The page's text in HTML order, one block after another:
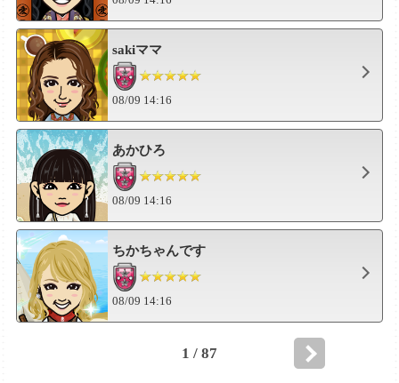
sakiママ
08/09 14:16
あかひろ
08/09 14:16
ちかちゃんです
08/09 14:16
1 / 87